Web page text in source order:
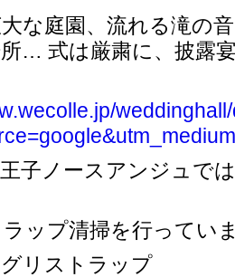
な庭園、流れる滝の
… 式は厳粛に、披露
子ノースアンジュで
ップ清掃を行ってい
グリストラッ